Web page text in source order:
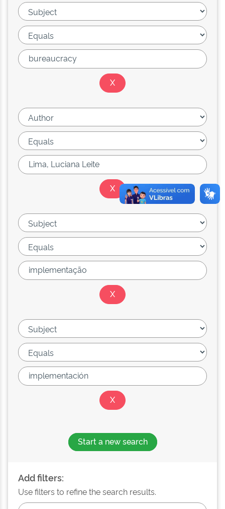
Start a new search
Add filters:
Use filters to refine the search results.